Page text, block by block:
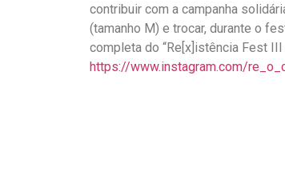
contribuir com a campanha
(tamanho M) e trocar, durante o
completa do “Re[x]istência Fest
https://www.instagram.com/